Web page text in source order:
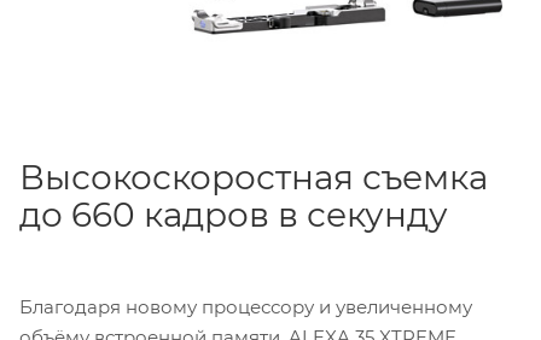
Высокоскоростная съемка
до 660 кадров в секунду
Благодаря новому процессору и увеличенному